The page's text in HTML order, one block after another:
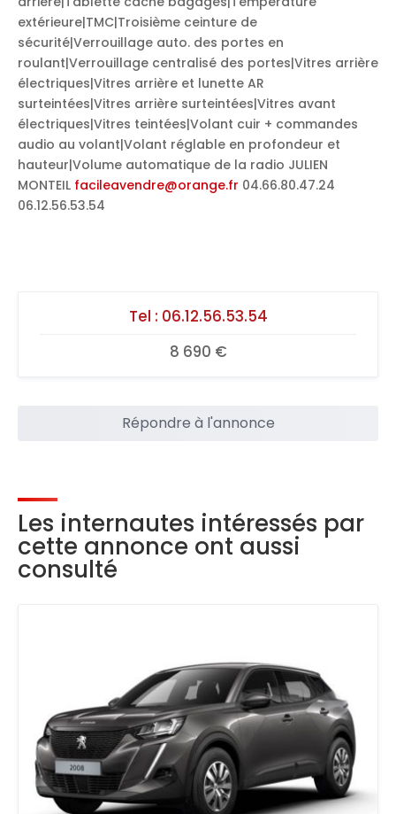
extérieure|TMC|Troisième ceinture de
sécurité|Verrouillage auto. des portes en
roulant|Verrouillage centralisé des portes|Vitres arrière
électriques|Vitres arrière et lunette AR
surteintées|Vitres arrière surteintées|Vitres avant
électriques|Vitres teintées|Volant cuir + commandes
audio au volant|Volant réglable en profondeur et
hauteur|Volume automatique de la radio JULIEN
MONTEIL facileavendre@orange.fr 04.66.80.47.24
06.12.56.53.54
Tel : 06.12.56.53.54
8 690 €
Répondre à l'annonce
Les internautes intéressés par
cette annonce ont aussi
consulté